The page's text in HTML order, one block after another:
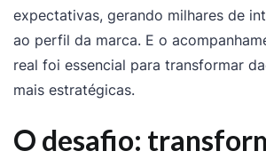
expectativas, gerando milhares de
ao perfil da marca. E o
real foi essencial para transformar
mais estratégicas.
O desafio: